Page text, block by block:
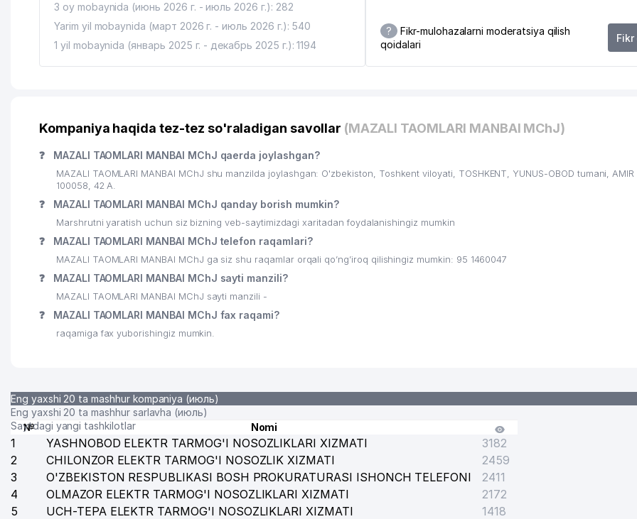
BO'YICHA INSPEKSIYASI
WORK AND ROLL MChJ
BO'Z SUV IRRIGATSIYA TIZIMLARI BOSHQARMASI
23 TAKVIM DIYOR MChJ
TANGIR PRINT XUSUSIY KORXONASI
DELUXE SYSTEMS XUSUSIY KORXONASI
26 ANIS PRO PRODUCT MChJ
27 BOLALAR BOG'CHASI № 30
MAHMUD-SULTON XUSUSIY KORXONASI
30 MINOR MASJID
31 BYUDJETDAN TASHQARI PENSIYA JAMG'ARMASI SHAYXONTOHUR TUMANI BO'LIMI
AZIZ PROJEKT MChJ
LEADER KEY HOUSE MChJ
MEMORIAL AYBEK UY-MUZEYI
3 oy mobaynida (июнь 2026 г. - июль 2026 г.): 282
Yarim yil mobaynida (март 2026 г. - июль 2026 г.): 540
1 yil mobaynida (январь 2025 г. - декабрь 2025 г.): 1194
?
Fikr-mulohazalarni moderatsiya qilish
qoidalari
Kompaniya haqida tez-tez so'raladigan savollar (MAZALI TAOMLARI MANBAI MChJ)
❓ MAZALI TAOMLARI MANBAI MChJ qaerda joylashgan?
MAZALI TAOMLARI MANBAI MChJ shu manzilda joylashgan: O'zbekiston, Toshkent viloyati, TOSHKENT, YUNUS-OBOD tumani, AMIR
100058, 42 A.
❓ MAZALI TAOMLARI MANBAI MChJ qanday borish mumkin?
Marshrutni yaratish uchun siz bizning veb-saytimizdagi xaritadan foydalanishingiz mumkin
❓ MAZALI TAOMLARI MANBAI MChJ telefon raqamlari?
MAZALI TAOMLARI MANBAI MChJ ga siz shu raqamlar orqali qo’ng’iroq qilishingiz mumkin: 95 1460047
❓ MAZALI TAOMLARI MANBAI MChJ sayti manzili?
MAZALI TAOMLARI MANBAI MChJ sayti manzili -
❓ MAZALI TAOMLARI MANBAI MChJ fax raqami?
raqamiga fax yuborishingiz mumkin.
Eng yaxshi 20 ta mashhur kompaniya (июль)
Eng yaxshi 20 ta mashhur sarlavha (июль)
Saytdagi yangi tashkilotlar
№ Nomi
1 YASHNOBOD ELEKTR TARMOG'I NOSOZLIKLARI XIZMATI
3182
2
CHILONZOR ELEKTR TARMOG'I NOSOZLIK XIZMATI
2459
3
O'ZBEKISTON RESPUBLIKASI BOSH PROKURATURASI ISHONCH TELEFONI
2411
4
OLMAZOR ELEKTR TARMOG'I NOSOZLIKLARI XIZMATI
2172
5
UCH-TEPA ELEKTR TARMOG'I NOSOZLIKLARI XIZMATI
1418